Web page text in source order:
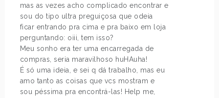
mas as vezes acho complicado encontrar e
sou do tipo ultra preguiçosa que odeia
ficar entrando pra cima e pra baixo em loja
perguntando: oiii, tem isso?
Meu sonho era ter uma encarregada de
compras, seria maravilhoso huHAuha!
É só uma ideia, e sei q dá trabalho, mas eu
amo tanto as coisas que vcs mostram e
sou péssima pra encontrá-las! Help me,